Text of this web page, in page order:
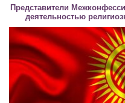
Представители
деятельностью